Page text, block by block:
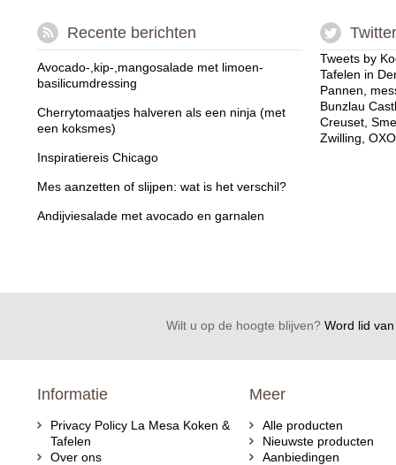
Recente berichten
Avocado-,kip-,mangosalade met limoen-
basilicumdressing
Cherrytomaatjes halveren als een ninja (met
een koksmes)
Inspiratiereis Chicago
Mes aanzetten of slijpen: wat is het verschil?
Andijviesalade met avocado en garnalen
Twitter
Tweets by
Tafelen in
Pannen,
Bunzlau
Creuset,
Zwilling,
Wilt u op de hoogte blijven?Word lid van
Informatie
Privacy Policy La Mesa Koken &
Tafelen
Over ons
Meer
Alle producten
Nieuwste producten
Aanbiedingen